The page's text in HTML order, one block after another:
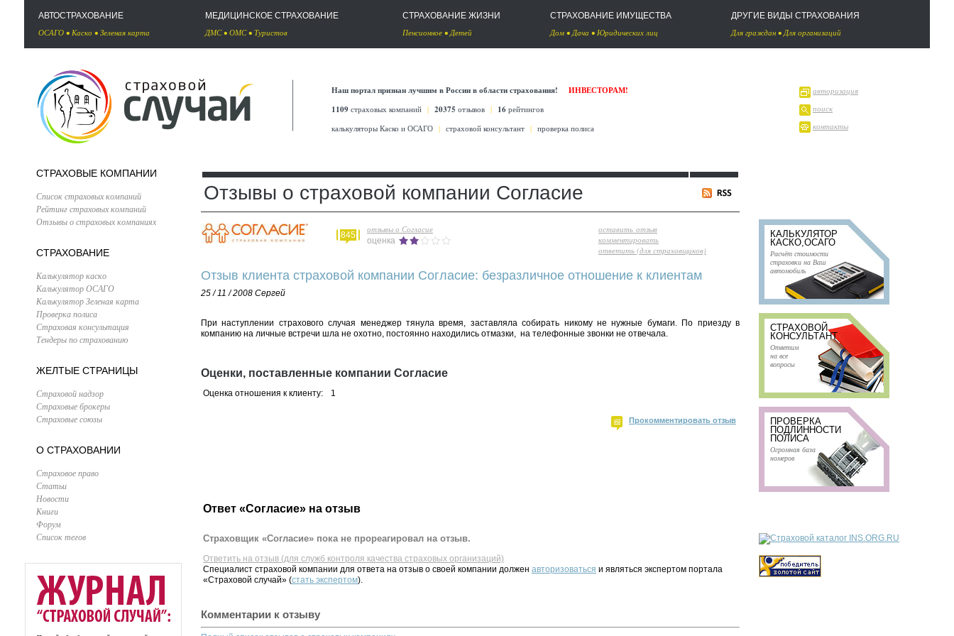
АВТОСТРАХОВАНИЕ
ОСАГО • Каско • Зеленая карта
МЕДИЦИНСКОЕ СТРАХОВАНИЕ
ДМС• ОМС• Туристов
СТРАХОВАНИЕ ЖИЗНИ
Пенсионное •Детей
СТРАХОВАНИЕ ИМУЩЕСТВА
Дом •Дача • Юридических лиц
ДРУГИЕ ВИДЫ СТРАХОВАНИЯ
Для граждан •Для организаций
Наш портал признан лучшим в России в области страхования!
ИНВЕСТОРАМ!
1109 страховых компаний | 20375 отзывов | 16 рейтингов
калькуляторы Каско и ОСАГО | страховой консультант | проверка полиса
авторизация
поиск
контакты
СТРАХОВЫЕ КОМПАНИИ
Список страховых компаний
Рейтинг страховых компаний
Отзывы о страховых компаниях
СТРАХОВАНИЕ
Калькулятор каско
Калькулятор ОСАГО
Калькулятор Зеленая карта
Проверка полиса
Страховая консультация
Тендеры по страхованию
ЖЕЛТЫЕ СТРАНИЦЫ
Страховой надзор
Страховые брокеры
Страховые союзы
О СТРАХОВАНИИ
Страховое право
Статьи
Новости
Книги
Форум
Список тегов
Отзывы о страховой компании Согласие
845
отзывы о Согласие
оценка
оставить отзыв
комментировать
ответить (для страховщиков)
Отзыв клиента страховой компании Согласие: безразличное отношение к клиентам
25 / 11 / 2008 Сергей
При наступлении страхового случая менеджер тянула время, заставляла собирать никому не нужные бумаги. По приезду в
компанию на личные встречи шла не охотно, постоянно находились отмазки, на телефонные звонки не отвечала.
Оценки, поставленные компании Согласие
Оценка отношения к клиенту: 1
Прокомментировать отзыв
Ответ «Согласие» на отзыв
Страховщик «Согласие» пока не прореагировал на отзыв.
Ответить на отзыв (для служб контроля качества страховых организаций)
Специалист страховой компании для ответа на отзыв о своей компании должен авторизоваться и являться экспертом портала
«Страховой случай» (стать экспертом).
Комментарии к отзыву
КАЛЬКУЛЯТОР
КАСКО,ОСАГО
Расчёт стоимости
страховки на Ваш
автомобиль
СТРАХОВОЙ
КОНСУЛЬТАНТ
Ответим
на все
вопросы
ПРОВЕРКА
ПОДЛИННОСТИ
ПОЛИСА
Огромная база
номеров